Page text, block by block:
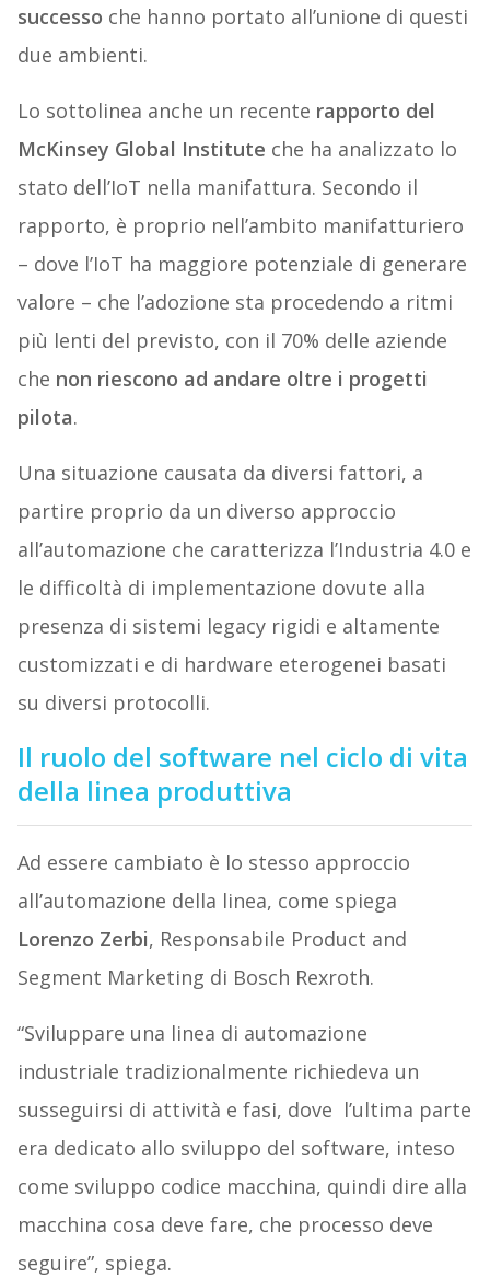
successo che hanno portato all’unione di questi
due ambienti.
Lo sottolinea anche un recente rapporto del
McKinsey Global Institute che ha analizzato lo
stato dell’IoT nella manifattura. Secondo il
rapporto, è proprio nell’ambito manifatturiero
– dove l’IoT ha maggiore potenziale di generare
valore – che l’adozione sta procedendo a ritmi
più lenti del previsto, con il 70% delle aziende
che non riescono ad andare oltre i progetti
pilota.
Una situazione causata da diversi fattori, a
partire proprio da un diverso approccio
all’automazione che caratterizza l’Industria 4.0 e
le difficoltà di implementazione dovute alla
presenza di sistemi legacy rigidi e altamente
customizzati e di hardware eterogenei basati
su diversi protocolli.
Il ruolo del software nel ciclo di vita
della linea produttiva
Ad essere cambiato è lo stesso approccio
all’automazione della linea, come spiega
Lorenzo Zerbi, Responsabile Product and
Segment Marketing di Bosch Rexroth.
“Sviluppare una linea di automazione
industriale tradizionalmente richiedeva un
susseguirsi di attività e fasi, dove l’ultima parte
era dedicato allo sviluppo del software, inteso
come sviluppo codice macchina, quindi dire alla
macchina cosa deve fare, che processo deve
seguire”, spiega.